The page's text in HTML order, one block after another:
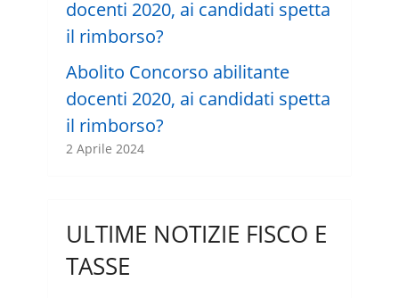
Abolito Concorso abilitante
docenti 2020, ai candidati spetta
il rimborso?
2 Aprile 2024
ULTIME NOTIZIE FISCO E
TASSE